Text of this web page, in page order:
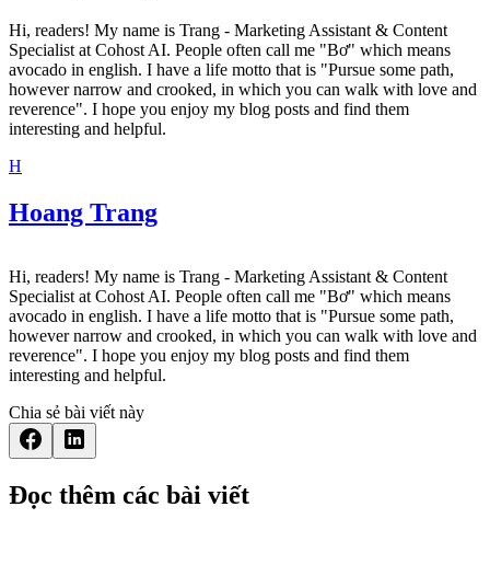
Hi, readers! My name is Trang - Marketing Assistant & Content
Specialist at Cohost AI. People often call me "Bơ" which means
avocado in english. I have a life motto that is "Pursue some path,
however narrow and crooked, in which you can walk with love and
reverence". I hope you enjoy my blog posts and find them
interesting and helpful.
H
Hoang Trang
Hi, readers! My name is Trang - Marketing Assistant & Content
Specialist at Cohost AI. People often call me "Bơ" which means
avocado in english. I have a life motto that is "Pursue some path,
however narrow and crooked, in which you can walk with love and
reverence". I hope you enjoy my blog posts and find them
interesting and helpful.
Chia sẻ bài viết này
Đọc thêm các bài viết